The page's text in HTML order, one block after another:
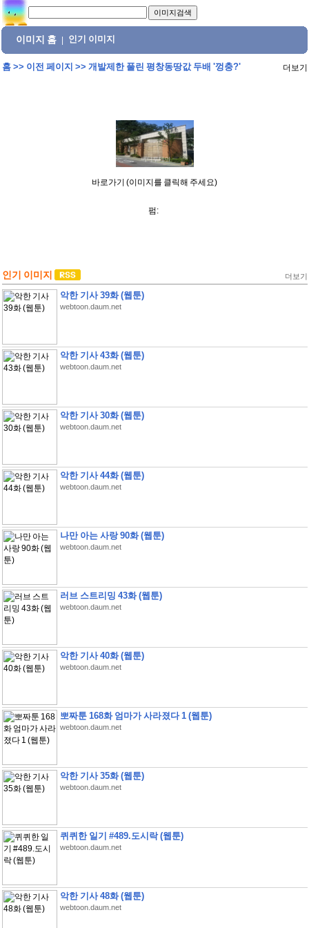
이미지 홈 인기 이미지
홈>> 이전 페이지 >> 개발제한 풀린 평창동땅값 두배 '껑충?' 더보기
바로가기 (이미지를 클릭해 주세요)
펌:
인기 이미지 더보기
악한 기사 39화 (웹툰)
webtoon.daum.net
악한 기사 43화 (웹툰)
webtoon.daum.net
악한 기사 30화 (웹툰)
webtoon.daum.net
악한 기사 44화 (웹툰)
webtoon.daum.net
나만 아는 사랑 90화 (웹툰)
webtoon.daum.net
러브 스트리밍 43화 (웹툰)
webtoon.daum.net
악한 기사 40화 (웹툰)
webtoon.daum.net
뽀짜툰 168화 엄마가 사라졌다 1 (웹툰)
webtoon.daum.net
악한 기사 35화 (웹툰)
webtoon.daum.net
퀴퀴한 일기 #489.도시락 (웹툰)
webtoon.daum.net
악한 기사 48화 (웹툰)
webtoon.daum.net